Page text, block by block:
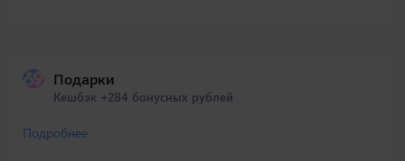
Подарки
Кешбэк +284 бонусных рублей
Подробнее